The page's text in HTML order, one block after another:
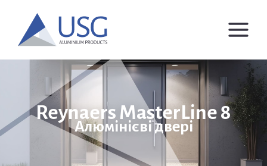
вмісту
Reynaers MasterLine 8
Алюмінієві двері